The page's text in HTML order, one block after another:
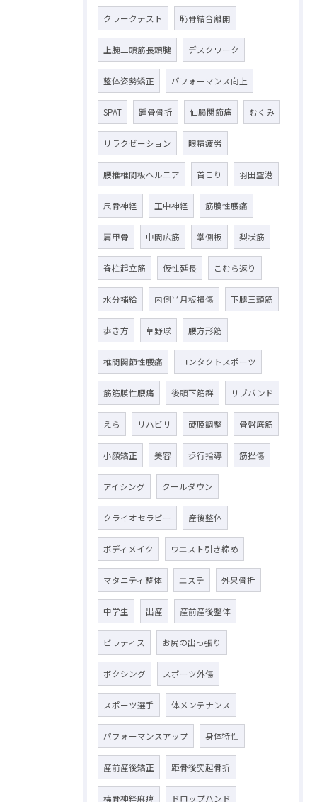
クラークテスト 恥骨結合離開
上腕二頭筋長頭腱 デスクワーク
整体姿勢矯正 パフォーマンス向上
SPAT 踵骨骨折 仙腸関節痛 むくみ
リラクゼーション 眼精疲労
腰椎椎間板ヘルニア 首こり 羽田空港
尺骨神経 正中神経 筋膜性腰痛
肩甲骨 中間広筋 掌側板 梨状筋
脊柱起立筋 仮性延長 こむら返り
水分補給 内側半月板損傷 下腿三頭筋
歩き方 草野球 腰方形筋
椎間関節性腰痛 コンタクトスポーツ
筋筋膜性腰痛 後頭下筋群 リブバンド
えら リハビリ 硬膜調整 骨盤底筋
小顔矯正 美容 歩行指導 筋挫傷
アイシング クールダウン
クライオセラピー 産後整体
ボディメイク ウエスト引き締め
マタニティ整体 エステ 外果骨折
中学生 出産 産前産後整体
ピラティス お尻の出っ張り
ボクシング スポーツ外傷
スポーツ選手 体メンテナンス
パフォーマンスアップ 身体特性
産前産後矯正 距骨後突起骨折
橈骨神経麻痺 ドロップハンド